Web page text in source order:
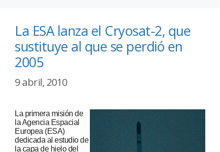
La ESA lanza el Cryosat-2, que
sustituye al que se perdió en
2005
9 abril, 2010
La primera misión de
la Agencia Espacial
Europea (ESA)
dedicada al estudio de
la capa de hielo del